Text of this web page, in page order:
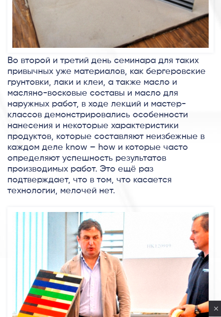
Во второй и третий день семинара для таких
привычных уже материалов, как бергеровские
грунтовки, лаки и клеи, а также масло и
масляно-восковые составы и масло для
наружных работ, в ходе лекций и мастер-
классов демонстрировались особенности
нанесения и некоторые характеристики
продуктов, которые составляют неизбежные в
каждом деле know – how и которые часто
определяют успешность результатов
производимых работ. Это ещё раз
подтверждает, что в том, что касается
технологии, мелочей нет.
Privacy notice